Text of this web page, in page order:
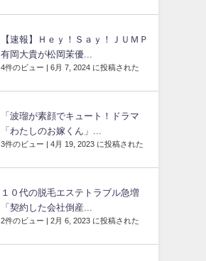
【速報】Ｈｅｙ！Ｓａｙ！ＪＵＭＰ
有岡大貴が松岡茉優...
4件のビュー | 6月 7, 2024 に投稿された
「波瑠が素顔でキュート！ドラマ
「わたしのお嫁くん」...
3件のビュー | 4月 19, 2023 に投稿された
１０代の脱毛エステトラブル急増
「契約した会社倒産...
2件のビュー | 2月 6, 2023 に投稿された